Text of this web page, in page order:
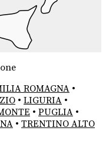
ROMAGNA •
• LIGURIA •
• PUGLIA •
• TRENTINO ALTO